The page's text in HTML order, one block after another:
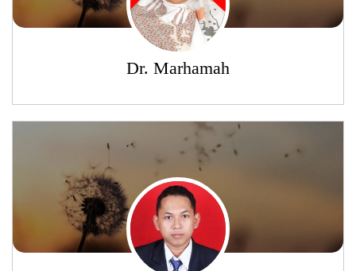
Dr. Marhamah